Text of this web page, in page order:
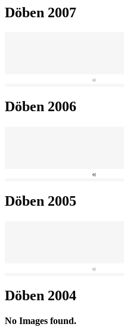
Döben 2007
«
Döben 2006
«
Döben 2005
«
Döben 2004
No Images found.